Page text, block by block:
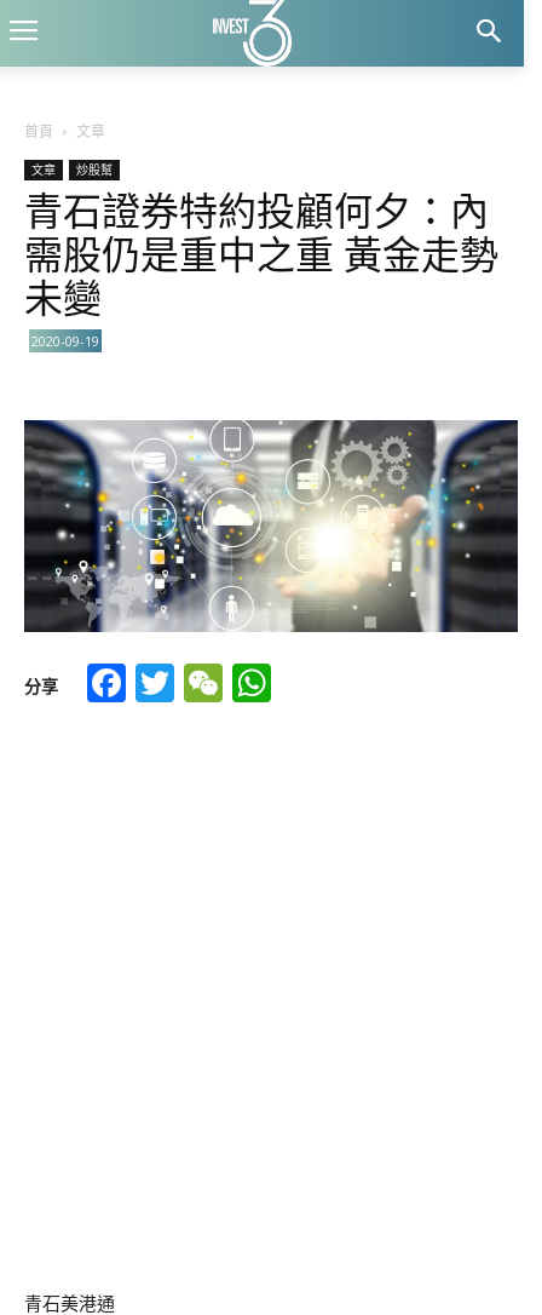
首頁 文章
文章 炒股幫
青石證券特約投顧何夕：內
需股仍是重中之重 黃金走勢
未變
2020-09-19
分享 Facebook
TwitterWeChat
青石美港通